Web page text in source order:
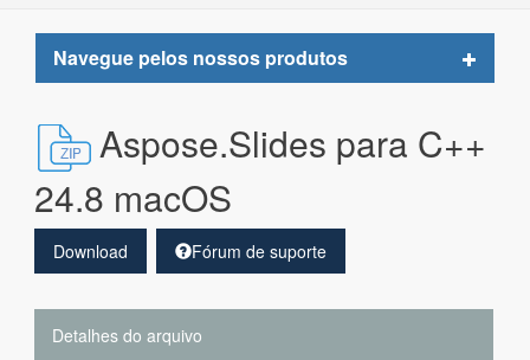
Navegue pelos nossos produtos
Toggle
Aspose.Slides para C++
24.8 macOS
Download Fórum de suporte
Detalhes do arquivo